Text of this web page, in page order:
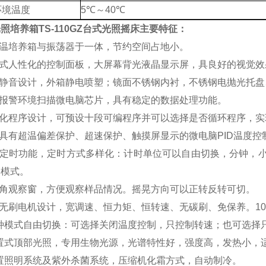
温度
5℃～40℃
培养箱TS-110GZ台式光照摇床主要特征：
培养箱与振荡器于一体，节约空间占地小。
人性化的控制面板，大屏幕背光液晶显示屏，具良好的视觉
音设计，外箱静电喷塑；镜面不锈钢内衬，不锈钢电抛光托
警环境扫描微电脑芯片，具有稳定的数据处理功能。
程序设计，可预设十段可编程序并可以选择是否循环程序，
有超温偏差保护、超速保护、触摸屏显示的微电脑PID温度控
时功能，定时方式多样化：计时单位可以自由切换，分钟，
式。
观察窗，方便观察样品情况。摇晃方向可以正转反转可切。
刷电机设计，宽调速、恒力矩、恒转速、无碳刷、免保养。
模式自由切换：可选择关闭温度控制，只控制转速；也可选择
式顶部光照，专用生物光源，光谱特性好，强度高，发热小，
照明系统及紫外杀菌系统，压缩机化霜方式，自动制冷。